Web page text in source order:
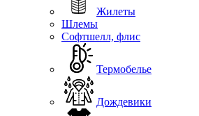
Жилеты
Шлемы
Софтшелл, флис
Термобелье
Дождевики